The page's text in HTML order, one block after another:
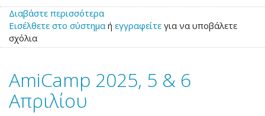
Διαβάστε περισσότερα
το
47
Εισέλθετε στο σύστημα ή εγγραφείτε για να υποβάλετε
σχόλια
AmiCamp 2025, 5 & 6
Απριλίου